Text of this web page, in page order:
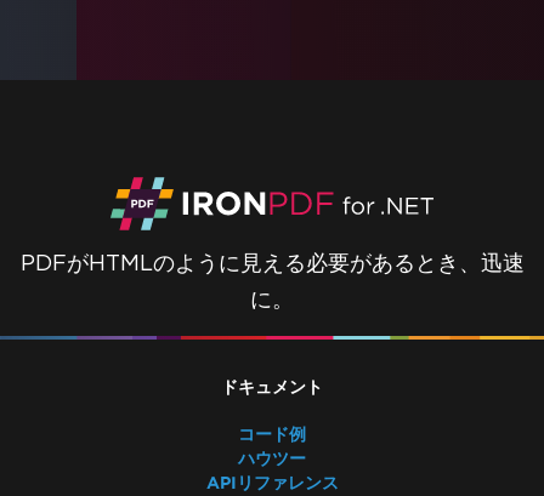
PDFがHTMLのように見える必要があるとき、迅速
に。
ドキュメント
コード例
ハウツー
APIリファレンス